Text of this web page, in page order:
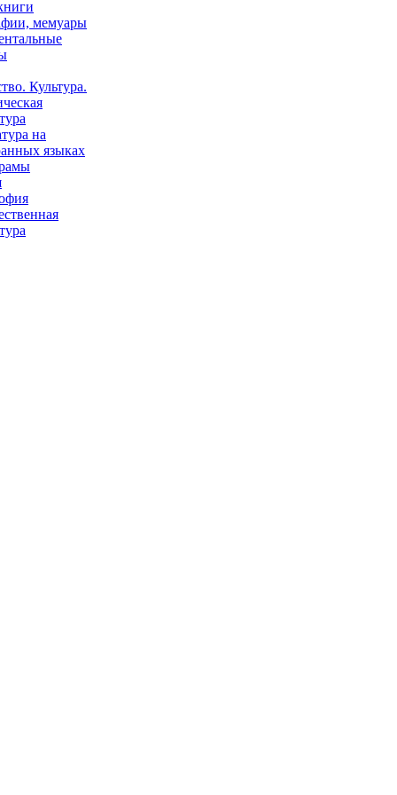
мемуары
Культура.
на
языках